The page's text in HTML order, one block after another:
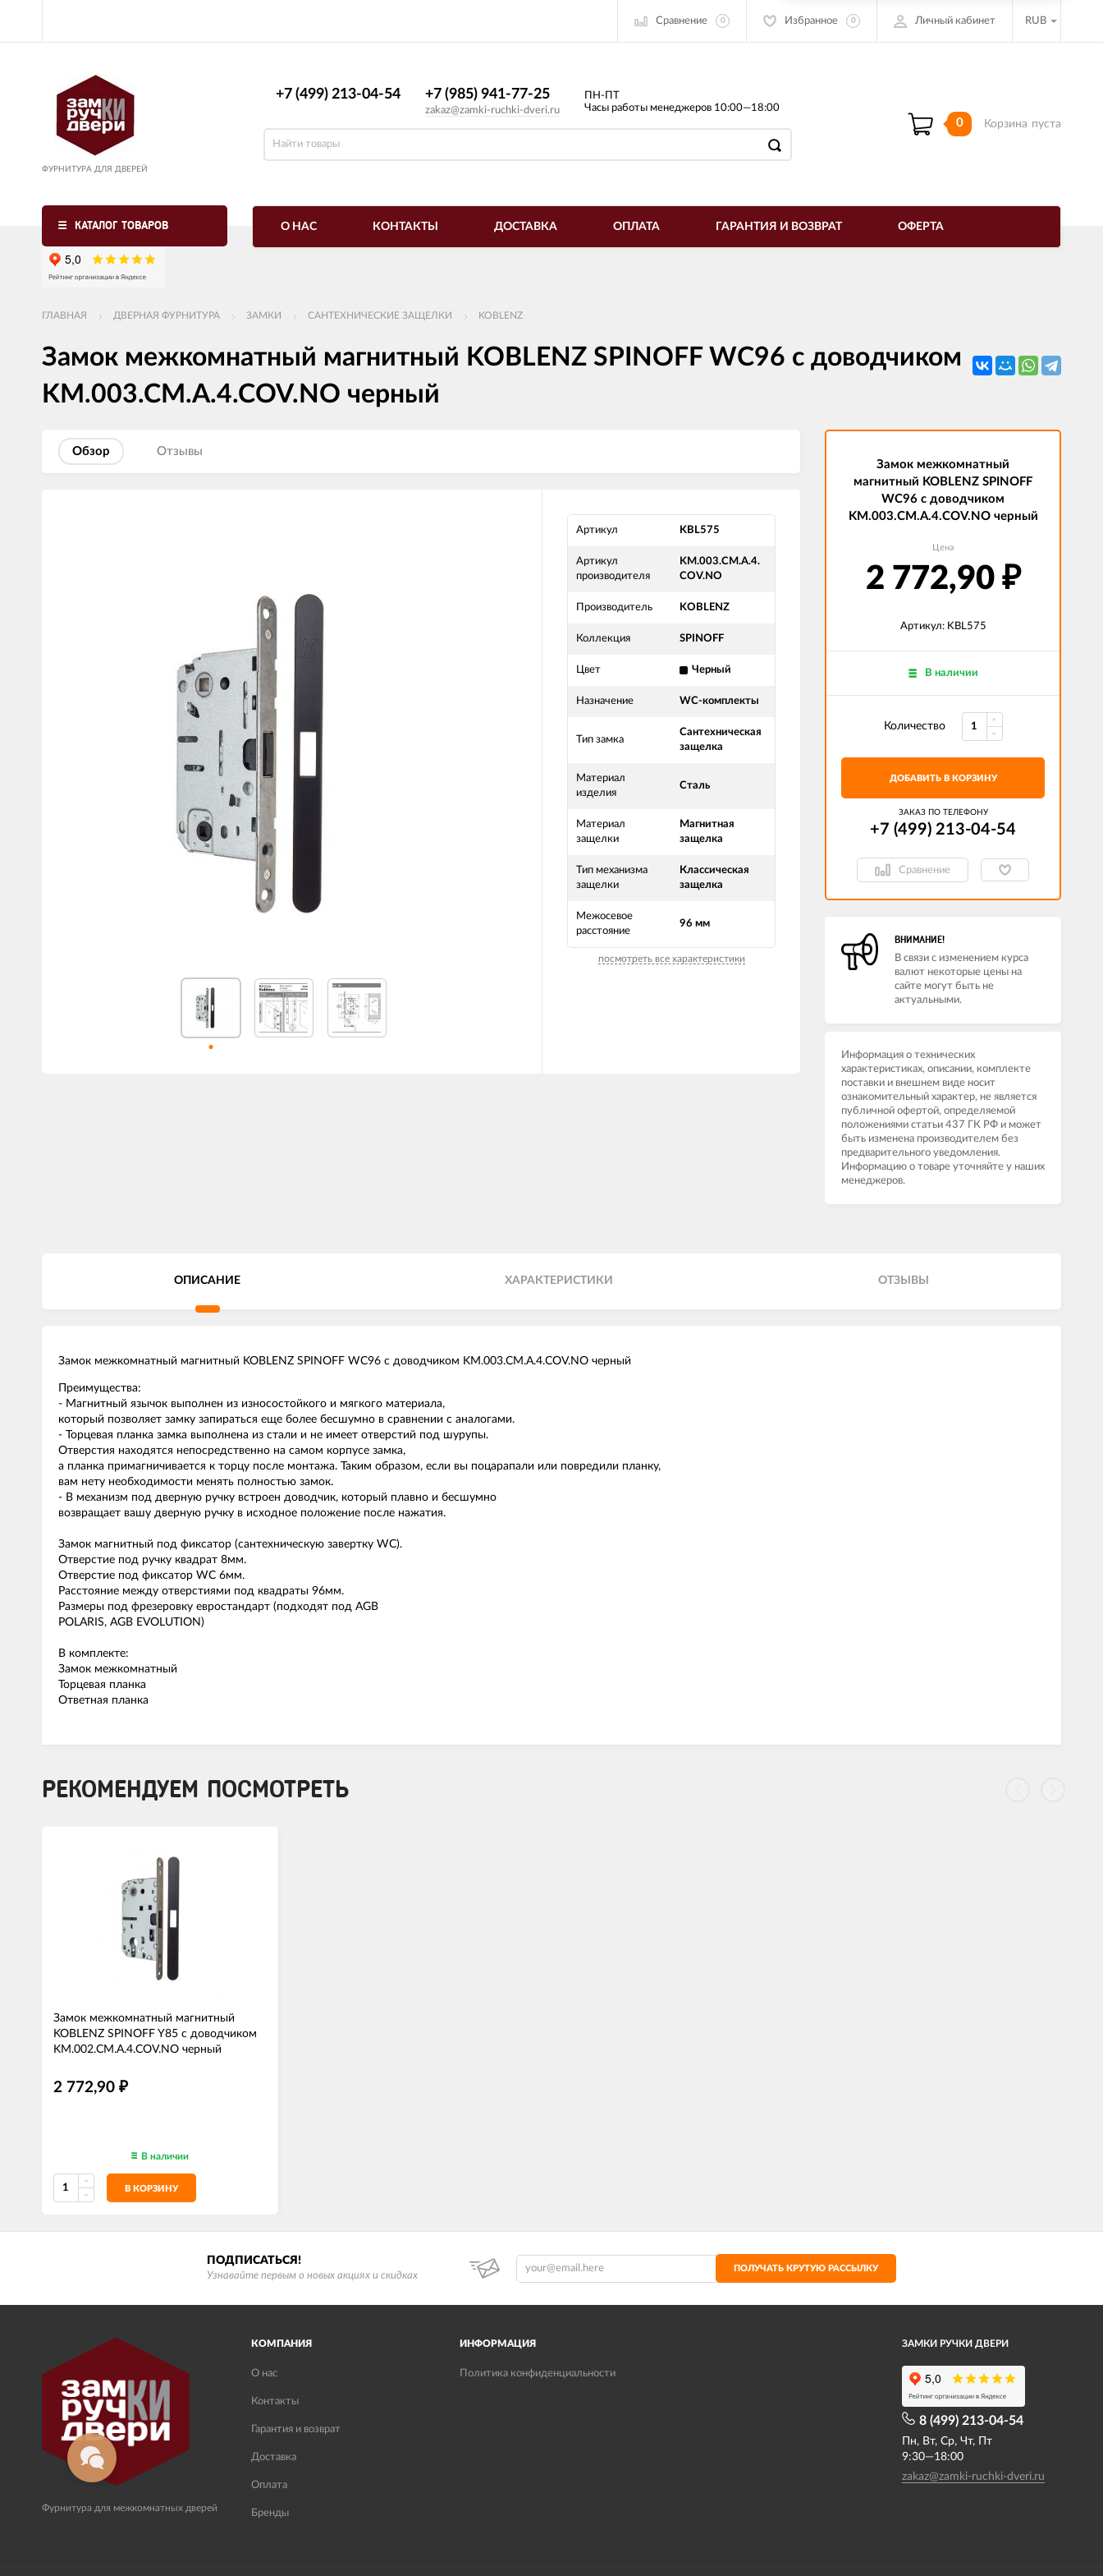
Сравнение 0 Избранное 0 Личный кабинет RUB
ФУРНИТУРА ДЛЯ ДВЕРЕЙ
+7 (499) 213-04-54​ +7 (985) 941-77-25
zakaz@zamki-ruchki-dveri.ru
ПН-ПТ
Часы работы менеджеров 10:00—18:00
0 Корзина пуста
КАТАЛОГ ТОВАРОВ О НАС КОНТАКТЫ ДОСТАВКА ОПЛАТА ГАРАНТИЯ И ВОЗВРАТ ОФЕРТА
ГЛАВНАЯ ДВЕРНАЯ ФУРНИТУРА ЗАМКИ САНТЕХНИЧЕСКИЕ ЗАЩЕЛКИ KOBLENZ
Замок межкомнатный магнитный KOBLENZ SPINOFF WC96 с доводчиком
KM.003.CM.A.4.COV.NO черный
Обзор Отзывы
Артикул KBL575
Артикул
производителя
KM.003.CM.A.4.
COV.NO
Производитель KOBLENZ
Коллекция SPINOFF
Цвет Черный
Назначение WC-комплекты
Тип замка
Сантехническая
защелка
Материал
изделия
Сталь
Материал
защелки
Магнитная
защелка
Тип механизма
защелки
Классическая
защелка
Межосевое
расстояние
96 мм
посмотреть все характеристики
Замок межкомнатный
магнитный KOBLENZ SPINOFF
WC96 с доводчиком
KM.003.CM.A.4.COV.NO черный
Цена
2 772,90 ₽
Артикул: KBL575
В наличии
Количество
ДОБАВИТЬ В КОРЗИНУ
ЗАКАЗ ПО ТЕЛЕФОНУ
+7 (499) 213-04-54​
Сравнение
ВНИМАНИЕ!
В связи с изменением курса
валют некоторые цены на
сайте могут быть не
актуальными.
Информация о технических
характеристиках, описании, комплекте
поставки и внешнем виде носит
ознакомительный характер, не является
публичной офертой, определяемой
положениями статьи 437 ГК РФ и может
быть изменена производителем без
предварительного уведомления.
Информацию о товаре уточняйте у наших
менеджеров.
ОПИСАНИЕ ХАРАКТЕРИСТИКИ ОТЗЫВЫ
Замок межкомнатный магнитный KOBLENZ SPINOFF WC96 с доводчиком KM.003.CM.A.4.COV.NO черный
Преимущества:
- Магнитный язычок выполнен из износостойкого и мягкого материала,
который позволяет замку запираться еще более бесшумно в сравнении с аналогами.
- Торцевая планка замка выполнена из стали и не имеет отверстий под шурупы.
Отверстия находятся непосредственно на самом корпусе замка,
а планка примагничивается к торцу после монтажа. Таким образом, если вы поцарапали или повредили планку,
вам нету необходимости менять полностью замок.
- В механизм под дверную ручку встроен доводчик, который плавно и бесшумно
возвращает вашу дверную ручку в исходное положение после нажатия.
Замок магнитный под фиксатор (сантехническую завертку WC).
Отверстие под ручку квадрат 8мм.
Отверстие под фиксатор WC 6мм.
Расстояние между отверстиями под квадраты 96мм.
Размеры под фрезеровку евростандарт (подходят под AGB
POLARIS, AGB EVOLUTION)
В комплекте:
Замок межкомнатный
Торцевая планка
Ответная планка
РЕКОМЕНДУЕМ ПОСМОТРЕТЬ
Замок межкомнатный магнитный
KOBLENZ SPINOFF Y85 с доводчиком
KM.002.CM.A.4.COV.NO черный
2 772,90 ₽
В наличии
В КОРЗИНУ
ПОДПИСАТЬСЯ!
Узнавайте первым о новых акциях и скидках
ПОЛУЧАТЬ КРУТУЮ РАССЫЛКУ
Фурнитура для межкомнатных дверей
КОМПАНИЯ
О нас
Контакты
Гарантия и возврат
Доставка
Оплата
Бренды
ИНФОРМАЦИЯ
Политика конфиденциальности
ЗАМКИ РУЧКИ ДВЕРИ
8 (499) 213-04-54​
Пн, Вт, Ср, Чт, Пт
9:30—18:00
zakaz@zamki-ruchki-dveri.ru